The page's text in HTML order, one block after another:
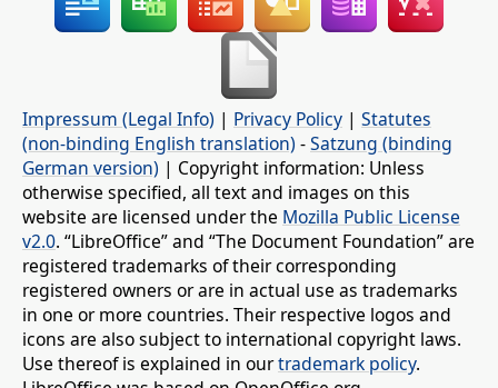
Impressum (Legal Info) | Privacy Policy | Statutes
(non-binding English translation) -Satzung (binding
German version) | Copyright information: Unless
otherwise specified, all text and images on this
website are licensed under the Mozilla Public License
v2.0. “LibreOffice” and “The Document Foundation” are
registered trademarks of their corresponding
registered owners or are in actual use as trademarks
in one or more countries. Their respective logos and
icons are also subject to international copyright laws.
Use thereof is explained in ourtrademark policy.